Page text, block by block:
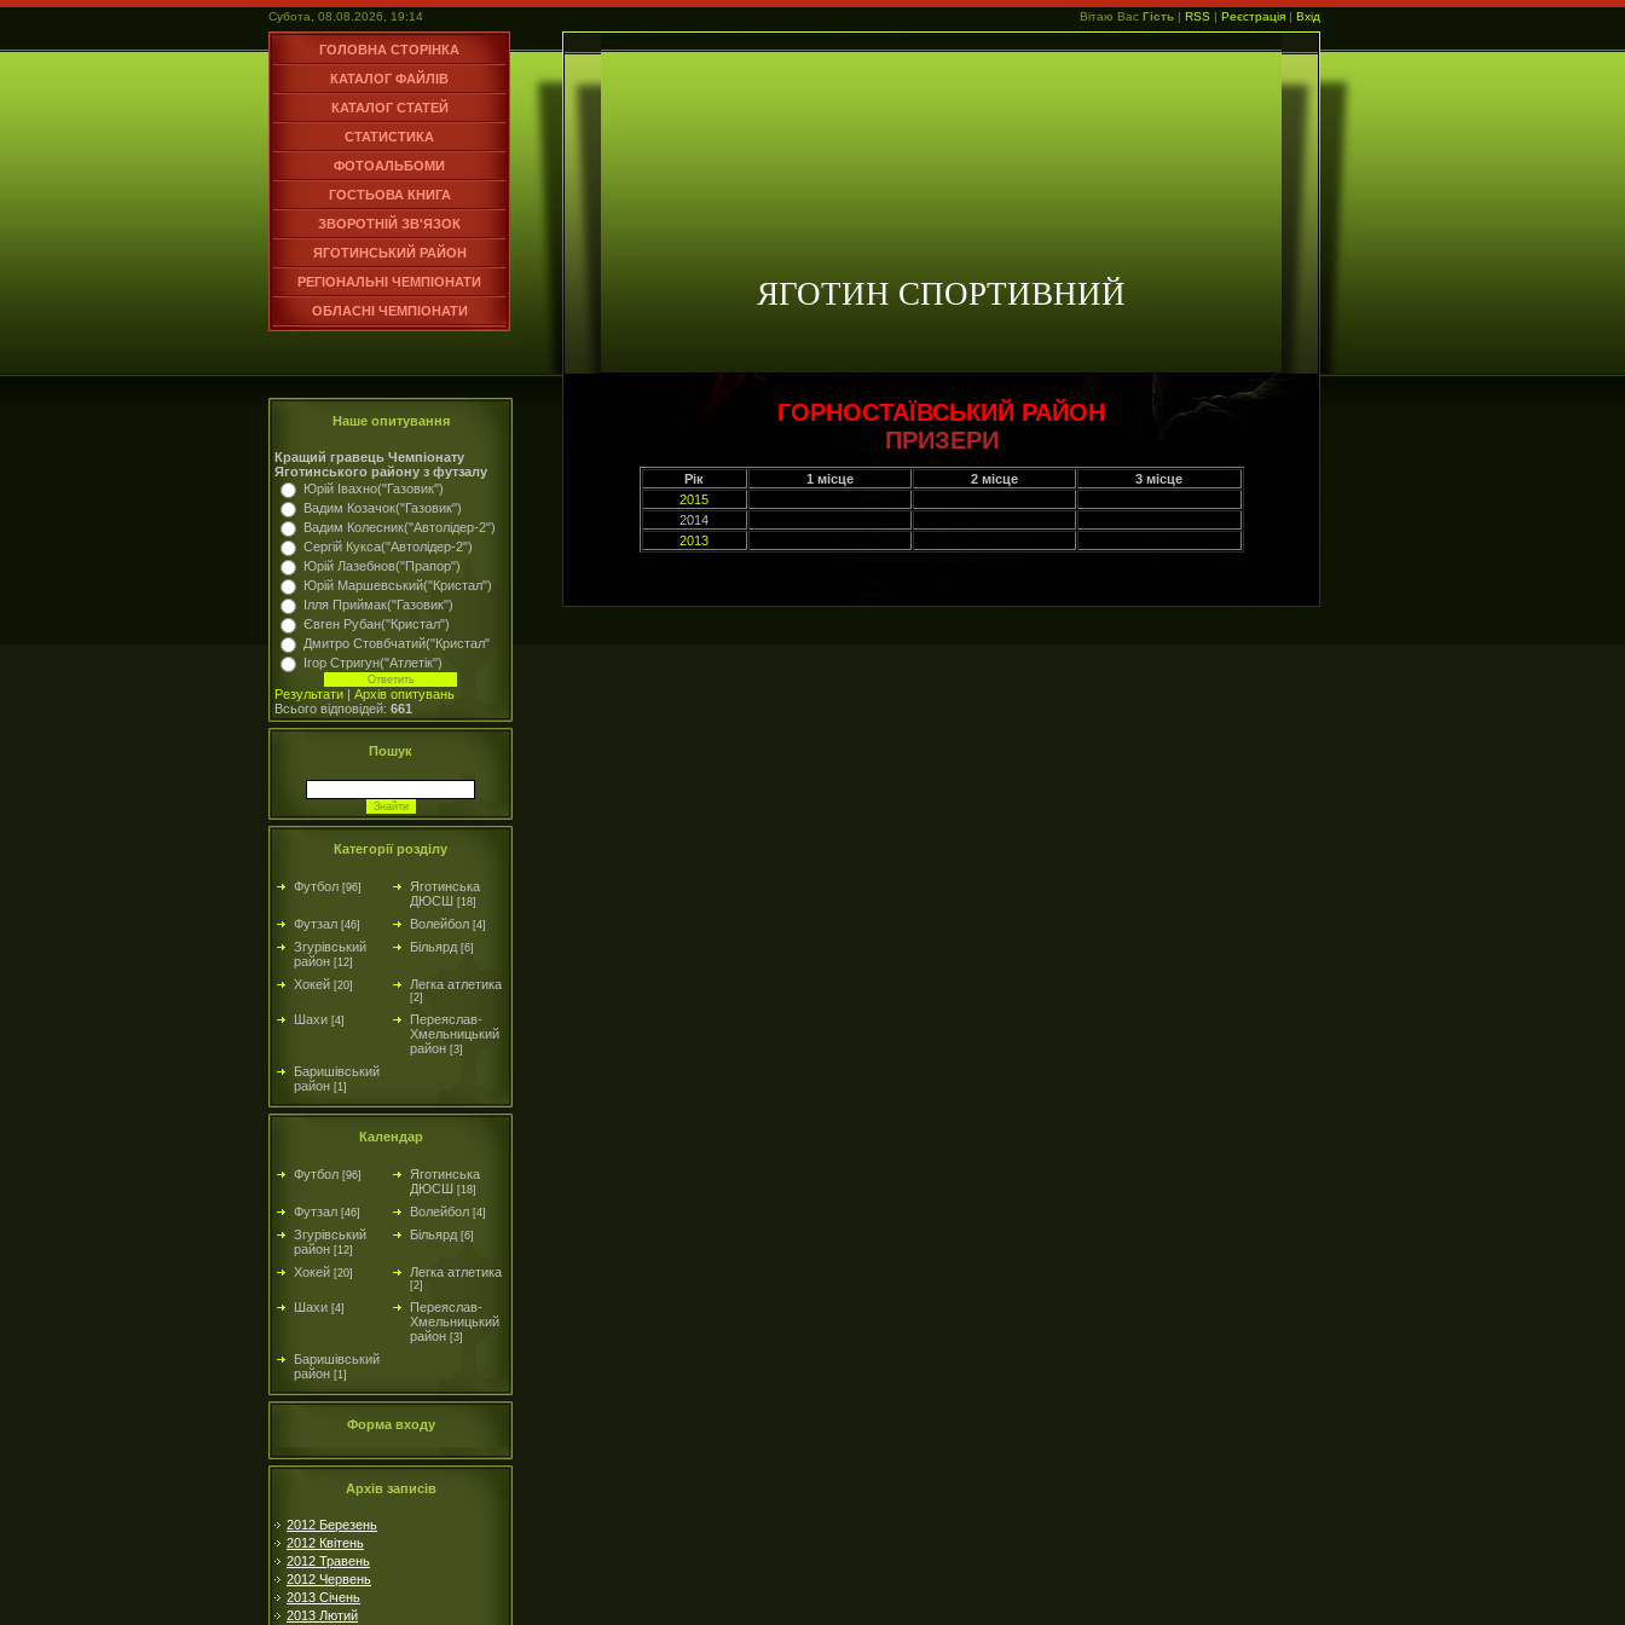
Субота, 08.08.2026, 19:14 Вітаю Вас Гість | RSS | Реєстрація | Вхід
ГОЛОВНА СТОРІНКА
КАТАЛОГ ФАЙЛІВ
КАТАЛОГ СТАТЕЙ
СТАТИСТИКА
ФОТОАЛЬБОМИ
ГОСТЬОВА КНИГА
ЗВОРОТНІЙ ЗВ'ЯЗОК
ЯГОТИНСЬКИЙ РАЙОН
РЕГІОНАЛЬНІ ЧЕМПІОНАТИ
ОБЛАСНІ ЧЕМПІОНАТИ
ЯГОТИН СПОРТИВНИЙ
Наше опитування
Кращий гравець Чемпіонату
Яготинського району з футзалу
Юрій Івахно("Газовик")
Вадим Козачок("Газовик")
Вадим Колесник("Автолідер-2")
Сергій Кукса("Автолідер-2")
Юрій Лазебнов("Прапор")
Юрій Маршевський("Кристал")
Ілля Приймак("Газовик")
Євген Рубан("Кристал")
Дмитро Стовбчатий("Кристал"
Ігор Стригун("Атлетік")
Результати | Архів опитувань
Всього відповідей: 661
Пошук
Категорії розділу
Футбол [96]
Яготинська
ДЮСШ [18]
Футзал [46] Волейбол [4]
Згурівський
район [12]
Більярд [6]
Хокей [20] Легка атлетика
[2]
Шахи [4]
Переяслав-
Хмельницький
район [3]
Баришівський
район [1]
Календар
Футбол [96]
Яготинська
ДЮСШ [18]
Футзал [46] Волейбол [4]
Згурівський
район [12]
Більярд [6]
Хокей [20] Легка атлетика
[2]
Шахи [4]
Переяслав-
Хмельницький
район [3]
Баришівський
район [1]
Форма входу
Архів записів
2012 Березень
2012 Квітень
2012 Травень
2012 Червень
2013 Січень
2013 Лютий
ГОРНОСТАЇВСЬКИЙ РАЙОН
ПРИЗЕРИ
Рік 1 місце 2 місце
3 місце
2015
2014
2013